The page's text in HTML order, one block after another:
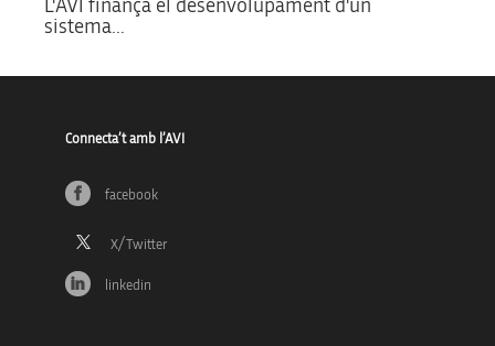
L'AVI finança el desenvolupament d'un
sistema...
Connecta’t amb l’AVI
facebook
linkedin